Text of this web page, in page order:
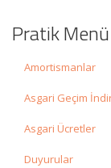
Pratik Menü
Amortismanlar
Asgari Geçim
Asgari Ücretler
Duyurular